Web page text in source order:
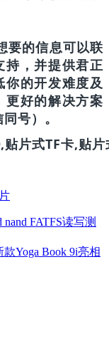
的信息可以联
持，并提供君正
的开发难度及
更好的解决方案
号）。
nand FATFS读写测
Yoga Book 9i亮相